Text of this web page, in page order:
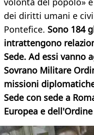
dei diritti umani e
Pontefice. Sono 184
intrattengono
Sede. Ad essi vanno
Sovrano Militare
missioni
Sede con sede a
Europea e